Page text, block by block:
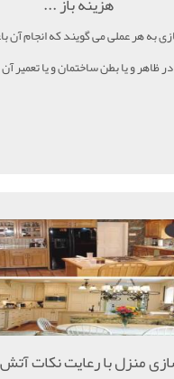
به هر عملی می گویند که انجام آن
در ظاهر و یا بطن ساختمان و یا
منزل با رعایت نکات